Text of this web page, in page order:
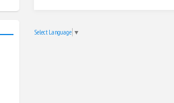
Select Language ▼